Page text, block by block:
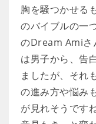
胸を騒つかせる
のバイブルの一
のDream Amiさ
は男子から、告
ましたが、それ
の進み方や悩み
が見れそうです